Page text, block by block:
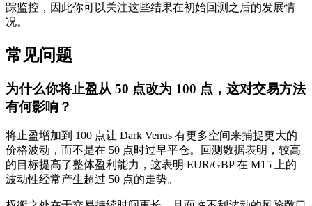
踪监控，因此你可以关注这些结果在初始回测之后的发展情
况。
常见问题
为什么你将止盈从 50 点改为 100 点，这对交易方法
有何影响？
将止盈增加到 100 点让 Dark Venus 有更多空间来捕捉更大的
价格波动，而不是在 50 点时过早平仓。回测数据表明，较高
的目标提高了整体盈利能力，这表明 EUR/GBP 在 M15 上的
波动性经常产生超过 50 点的走势。